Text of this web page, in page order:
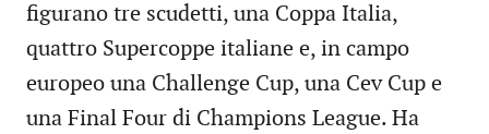
figurano tre scudetti, una Coppa Italia,
quattro Supercoppe italiane e, in campo
europeo una Challenge Cup, una Cev Cup e
una Final Four di Champions League. Ha